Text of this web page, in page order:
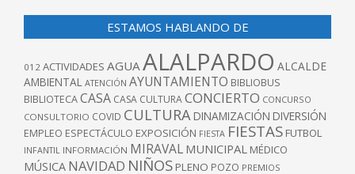
ESTAMOS HABLANDO DE
012 ACTIVIDADES AGUAALALPARDO ALCALDE
AMBIENTAL ATENCIÓN AYUNTAMIENTO BIBLIOBUS
BIBLIOTECACASA CASA CULTURACONCIERTO CONCURSO
CONSULTORIO COVID CULTURA DINAMIZACIÓN DIVERSIÓN
EMPLEO ESPECTÁCULO EXPOSICIÓN FIESTA FIESTAS FUTBOL
INFANTIL INFORMACIÓN MIRAVAL MUNICIPAL MÉDICO
MÚSICA NAVIDAD NIÑOS PLENO POZO PREMIOS